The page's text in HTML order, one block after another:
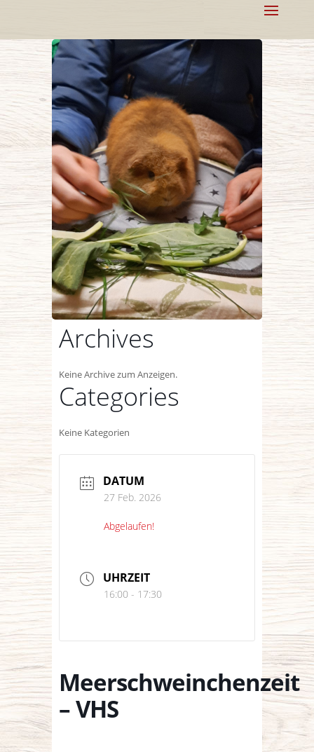
Archives
Keine Archive zum Anzeigen.
Categories
Keine Kategorien
DATUM
27 Feb. 2026
Abgelaufen!
UHRZEIT
16:00 - 17:30
Meerschweinchenzeit
– VHS